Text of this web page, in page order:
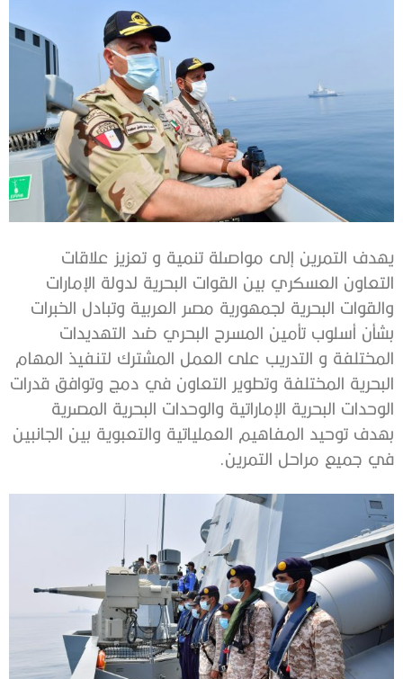
يهدف التمرين إلى مواصلة تنمية و تعزيز علاقات
التعاون العسكري بين القوات البحرية لدولة الإمارات
والقوات البحرية لجمهورية مصر العربية وتبادل الخبرات
بشأن أسلوب تأمين المسرح البحري ضد التهديدات
المختلفة و التدريب على العمل المشترك لتنفيذ المهام
البحرية المختلفة وتطوير التعاون في دمج وتوافق قدرات
الوحدات البحرية الإماراتية والوحدات البحرية المصرية
بهدف توحيد المفاهيم العملياتية والتعبوية بين الجانبين
في جميع مراحل التمرين.